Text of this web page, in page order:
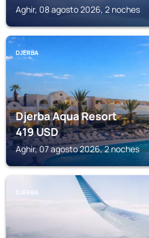
Aghir, 08 agosto 2026, 2 noches
DJERBA
Djerba Aqua Resort
419USD
Aghir, 07 agosto 2026, 2 noches
DJERBA